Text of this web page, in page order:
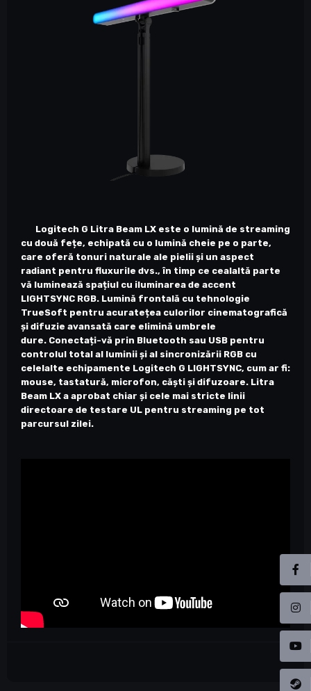
Logitech G Litra Beam LX este o lumină de streaming
cu două fețe, echipată cu o lumină cheie pe o parte,
care oferă tonuri naturale ale pielii și un aspect
radiant pentru fluxurile dvs., în timp ce cealaltă parte
vă luminează spațiul cu iluminarea de accent
LIGHTSYNC RGB. Lumină frontală cu tehnologie
TrueSoft pentru acuratețea culorilor cinematografică
și difuzie avansată care elimină umbrele
dure. Conectați-vă prin Bluetooth sau USB pentru
controlul total al luminii și al sincronizării RGB cu
celelalte echipamente Logitech G LIGHTSYNC, cum ar fi:
mouse, tastatură, microfon, căști și difuzoare. Litra
Beam LX a aprobat chiar și cele mai stricte linii
directoare de testare UL pentru streaming pe tot
parcursul zilei.